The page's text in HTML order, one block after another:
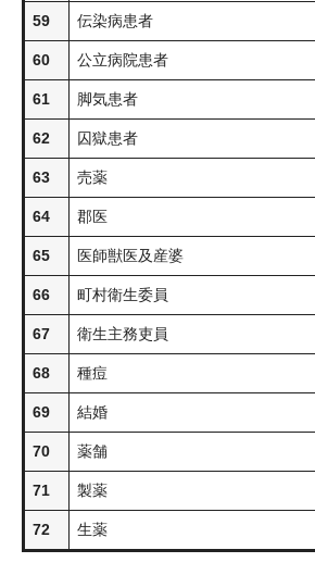
59 伝染病患者
60 公立病院患者
61 脚気患者
62 囚獄患者
63 売薬
64 郡医
65 医師獣医及産婆
66 町村衛生委員
67 衛生主務吏員
68 種痘
69 結婚
70 薬舗
71 製薬
72 生薬